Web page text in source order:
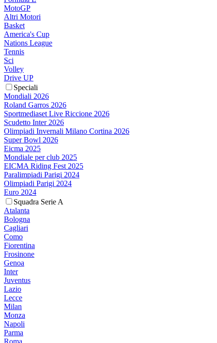
MotoGP
Altri Motori
Basket
America's Cup
Nations League
Tennis
Sci
Volley
Drive UP
Speciali
Mondiali 2026
Roland Garros 2026
Sportmediaset Live Riccione 2026
Scudetto Inter 2026
Olimpiadi Invernali Milano Cortina 2026
Super Bowl 2026
Eicma 2025
Mondiale per club 2025
EICMA Riding Fest 2025
Paralimpiadi Parigi 2024
Olimpiadi Parigi 2024
Euro 2024
Squadra Serie A
Atalanta
Bologna
Cagliari
Como
Fiorentina
Frosinone
Genoa
Inter
Juventus
Lazio
Lecce
Milan
Monza
Napoli
Parma